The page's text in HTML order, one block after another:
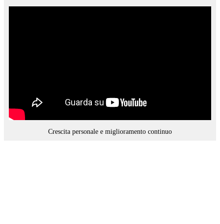
Crescita personale e miglioramento continuo